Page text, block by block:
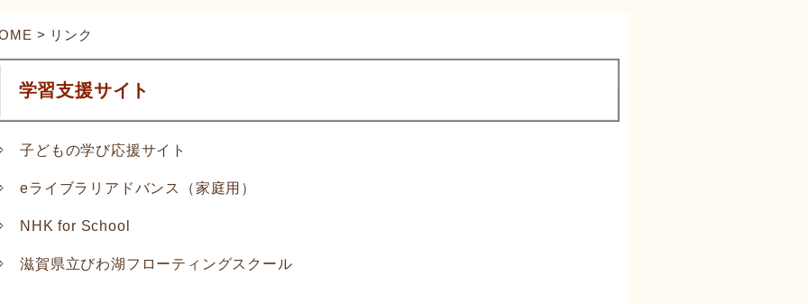
> リンク
学習支援サイト
子どもの学び応援サイト
eライブラリアドバンス（家庭用）
NHK for School
滋賀県立びわ湖フローティングスクール